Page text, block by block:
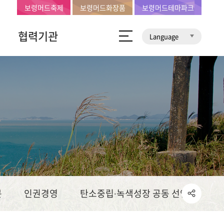
협력기관 Language
보령머드축제 보령머드화장품 보령머드테마파크
인권경영 탄소중립∙녹색성장 공동 선언문